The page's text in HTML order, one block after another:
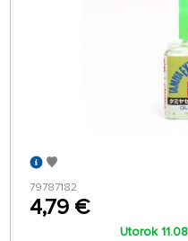
79787182
4,79 €
Utorok